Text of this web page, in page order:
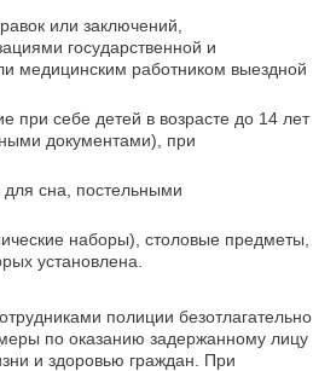
или заключений,
государственной и
медицинским работником выездной
себе детей в возрасте до 14 лет
документами), при
сна, постельными
наборы), столовые предметы,
установлена.
полиции безотлагательно
по оказанию задержанному лицу
и здоровью граждан. При